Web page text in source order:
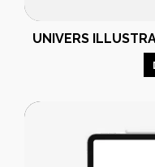
UNIVERS